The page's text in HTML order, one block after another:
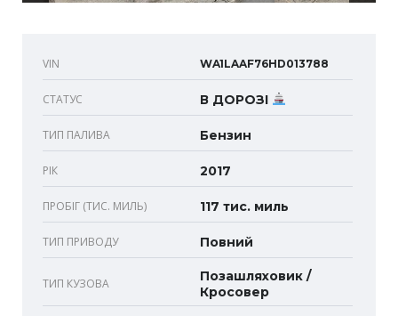
VIN WA1LAAF76HD013788
СТАТУС В ДОРОЗІ
ТИП ПАЛИВА Бензин
РІК 2017
ПРОБІГ (ТИС. МИЛЬ) 117 тис. миль
ТИП ПРИВОДУ Повний
ТИП КУЗОВА
Позашляховик /
Кросовер